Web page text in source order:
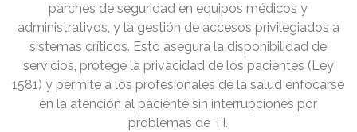
parches de seguridad en equipos médicos y
administrativos, y la gestión de accesos privilegiados a
sistemas críticos. Esto asegura la disponibilidad de
servicios, protege la privacidad de los pacientes (Ley
1581) y permite a los profesionales de la salud enfocarse
en la atención al paciente sin interrupciones por
problemas de TI.